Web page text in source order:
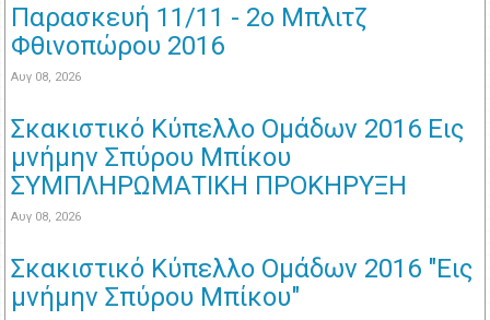
Παρασκευή 11/11 - 2ο Μπλιτζ
Φθινοπώρου 2016
Αυγ 08, 2026
Σκακιστικό Κύπελλο Ομάδων 2016 Εις
μνήμην Σπύρου Μπίκου
ΣΥΜΠΛΗΡΩΜΑΤΙΚΗ ΠΡΟΚΗΡΥΞΗ
Αυγ 08, 2026
Σκακιστικό Κύπελλο Ομάδων 2016 "Εις
μνήμην Σπύρου Μπίκου"